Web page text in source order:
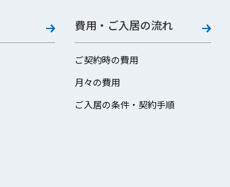
費用・ご入居の流れ
ご契約時の費用
月々の費用
ご入居の条件・契約手順